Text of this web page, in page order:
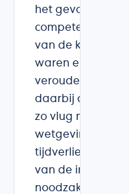
het gevoel te
competent
van de klant
waren er enkele
verouderde
daarbij alles in
zo vlug mogelijk
wetgeving op te
tijdverlies in te
van de
noodzakelijke